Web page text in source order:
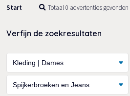
Start Totaal 0 advertenties gevonden
Verfijn de zoekresultaten